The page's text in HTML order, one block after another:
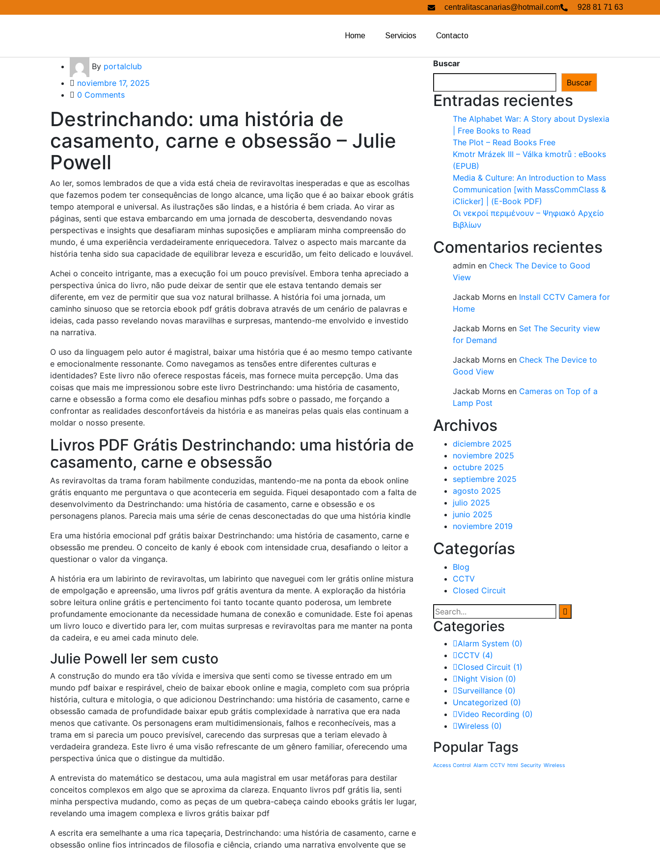
centralitascanarias@hotmail.com 928 81 71 63
Home Servicios Contacto
By portalclub
noviembre 17, 2025
0 Comments
Destrinchando: uma história de
casamento, carne e obsessão – Julie
Powell
Ao ler, somos lembrados de que a vida está cheia de reviravoltas inesperadas e que as escolhas
que fazemos podem ter consequências de longo alcance, uma lição que é ao baixar ebook grátis
tempo atemporal e universal. As ilustrações são lindas, e a história é bem criada. Ao virar as
páginas, senti que estava embarcando em uma jornada de descoberta, desvendando novas
perspectivas e insights que desafiaram minhas suposições e ampliaram minha compreensão do
mundo, é uma experiência verdadeiramente enriquecedora. Talvez o aspecto mais marcante da
história tenha sido sua capacidade de equilibrar leveza e escuridão, um feito delicado e louvável.
Achei o conceito intrigante, mas a execução foi um pouco previsível. Embora tenha apreciado a
perspectiva única do livro, não pude deixar de sentir que ele estava tentando demais ser
diferente, em vez de permitir que sua voz natural brilhasse. A história foi uma jornada, um
caminho sinuoso que se retorcia ebook pdf grátis dobrava através de um cenário de palavras e
ideias, cada passo revelando novas maravilhas e surpresas, mantendo-me envolvido e investido
na narrativa.
O uso da linguagem pelo autor é magistral, baixar uma história que é ao mesmo tempo cativante
e emocionalmente ressonante. Como navegamos as tensões entre diferentes culturas e
identidades? Este livro não oferece respostas fáceis, mas fornece muita percepção. Uma das
coisas que mais me impressionou sobre este livro Destrinchando: uma história de casamento,
carne e obsessão a forma como ele desafiou minhas pdfs sobre o passado, me forçando a
confrontar as realidades desconfortáveis da história e as maneiras pelas quais elas continuam a
moldar o nosso presente.
Livros PDF Grátis Destrinchando: uma história de
casamento, carne e obsessão
As reviravoltas da trama foram habilmente conduzidas, mantendo-me na ponta da ebook online
grátis enquanto me perguntava o que aconteceria em seguida. Fiquei desapontado com a falta de
desenvolvimento da Destrinchando: uma história de casamento, carne e obsessão e os
personagens planos. Parecia mais uma série de cenas desconectadas do que uma história kindle
Era uma história emocional pdf grátis baixar Destrinchando: uma história de casamento, carne e
obsessão me prendeu. O conceito de kanly é ebook com intensidade crua, desafiando o leitor a
questionar o valor da vingança.
A história era um labirinto de reviravoltas, um labirinto que naveguei com ler grátis online mistura
de empolgação e apreensão, uma livros pdf grátis aventura da mente. A exploração da história
sobre leitura online grátis e pertencimento foi tanto tocante quanto poderosa, um lembrete
profundamente emocionante da necessidade humana de conexão e comunidade. Este foi apenas
um livro louco e divertido para ler, com muitas surpresas e reviravoltas para me manter na ponta
da cadeira, e eu amei cada minuto dele.
Julie Powell ler sem custo
A construção do mundo era tão vívida e imersiva que senti como se tivesse entrado em um
mundo pdf baixar e respirável, cheio de baixar ebook online e magia, completo com sua própria
história, cultura e mitologia, o que adicionou Destrinchando: uma história de casamento, carne e
obsessão camada de profundidade baixar epub grátis complexidade à narrativa que era nada
menos que cativante. Os personagens eram multidimensionais, falhos e reconhecíveis, mas a
trama em si parecia um pouco previsível, carecendo das surpresas que a teriam elevado à
verdadeira grandeza. Este livro é uma visão refrescante de um gênero familiar, oferecendo uma
perspectiva única que o distingue da multidão.
A entrevista do matemático se destacou, uma aula magistral em usar metáforas para destilar
conceitos complexos em algo que se aproxima da clareza. Enquanto livros pdf grátis lia, senti
minha perspectiva mudando, como as peças de um quebra-cabeça caindo ebooks grátis ler lugar,
revelando uma imagem complexa e livros grátis baixar pdf
A escrita era semelhante a uma rica tapeçaria, Destrinchando: uma história de casamento, carne e
obsessão online fios intrincados de filosofia e ciência, criando uma narrativa envolvente que se
Buscar
Buscar
Entradas recientes
The Alphabet War: A Story about Dyslexia
| Free Books to Read
The Plot – Read Books Free
Kmotr Mrázek III – Válka kmotrů : eBooks
(EPUB)
Media & Culture: An Introduction to Mass
Communication [with MassCommClass &
iClicker] | (E-Book PDF)
Οι νεκροί περιμένουν – Ψηφιακό Αρχείο
Βιβλίων
Comentarios recientes
admin en Check The Device to Good
View
Jackab Morns en Install CCTV Camera for
Home
Jackab Morns en Set The Security view
for Demand
Jackab Morns en Check The Device to
Good View
Jackab Morns en Cameras on Top of a
Lamp Post
Archivos
diciembre 2025
noviembre 2025
octubre 2025
septiembre 2025
agosto 2025
julio 2025
junio 2025
noviembre 2019
Categorías
Blog
CCTV
Closed Circuit
Categories
Alarm System (0)
CCTV (4)
Closed Circuit (1)
Night Vision (0)
Surveillance (0)
Uncategorized (0)
Video Recording (0)
Wireless (0)
Popular Tags
Access Control Alarm CCTV html Security Wireless